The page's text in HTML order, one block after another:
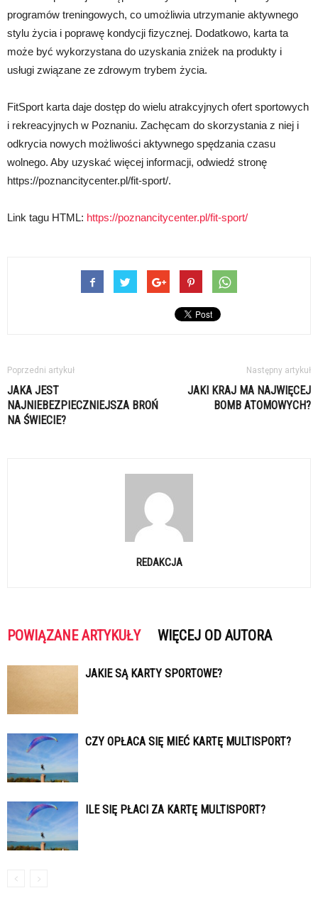
programów treningowych, co umożliwia utrzymanie aktywnego
stylu życia i poprawę kondycji fizycznej. Dodatkowo, karta ta
może być wykorzystana do uzyskania zniżek na produkty i
usługi związane ze zdrowym trybem życia.
FitSport karta daje dostęp do wielu atrakcyjnych ofert sportowych
i rekreacyjnych w Poznaniu. Zachęcam do skorzystania z niej i
odkrycia nowych możliwości aktywnego spędzania czasu
wolnego. Aby uzyskać więcej informacji, odwiedź stronę
https://poznancitycenter.pl/fit-sport/.
Link tagu HTML: https://poznancitycenter.pl/fit-sport/
Poprzedni artykuł
JAKA JEST
NAJNIEBEZPIECZNIEJSZA BROŃ
NA ŚWIECIE?
Następny artykuł
JAKI KRAJ MA NAJWIĘCEJ
BOMB ATOMOWYCH?
REDAKCJA
POWIĄZANE ARTYKUŁY WIĘCEJ OD AUTORA
JAKIE SĄ KARTY SPORTOWE?
CZY OPŁACA SIĘ MIEĆ KARTĘ MULTISPORT?
ILE SIĘ PŁACI ZA KARTĘ MULTISPORT?